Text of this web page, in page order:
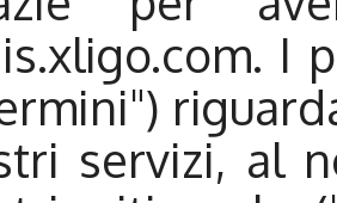
I
servizi, al